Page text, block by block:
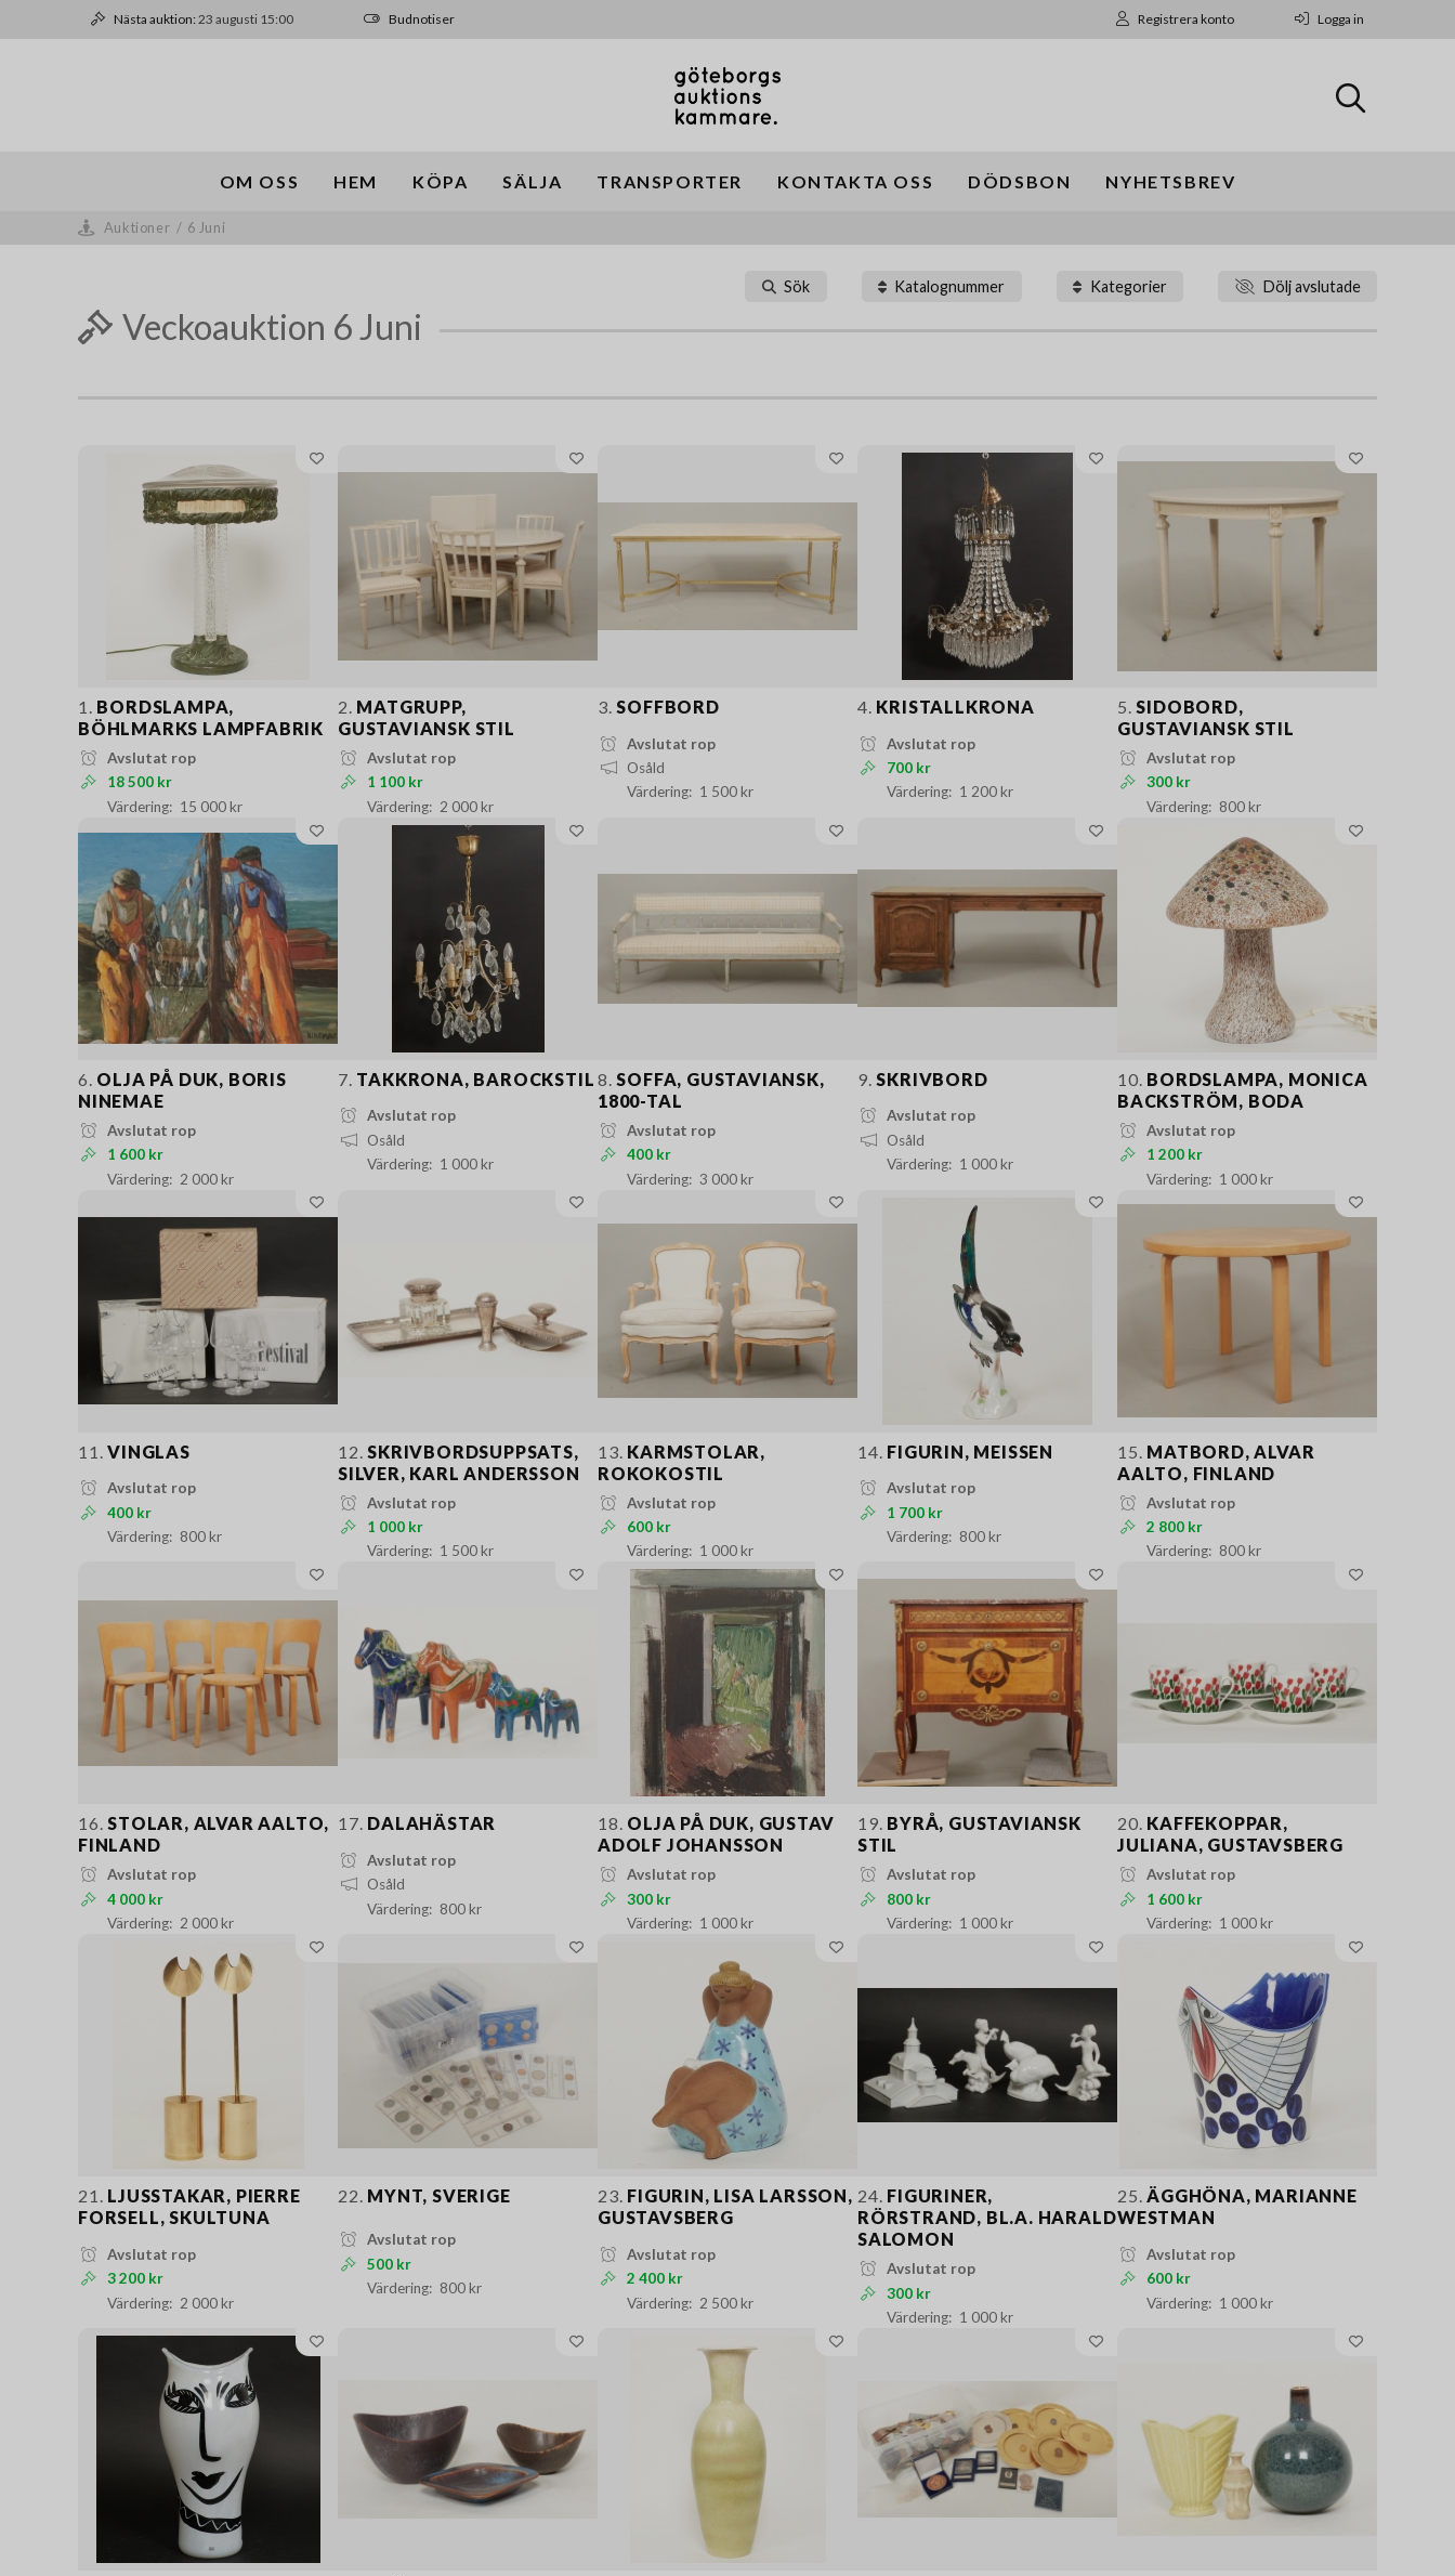
Nästa auktion:23 augusti 15:00 Budnotiser Registrera konto Logga in
OM OSS HEM KÖPA SÄLJA TRANSPORTER KONTAKTA OSS DÖDSBON NYHETSBREV
Auktioner / 6 Juni
Sök Katalognummer Kategorier Dölj avslutade
Veckoauktion 6 Juni
1. BORDSLAMPA,
BÖHLMARKS LAMPFABRIK
Avslutat rop
18 500 kr
15 000 kr
2. MATGRUPP,
GUSTAVIANSK STIL
Avslutat rop
1 100 kr
2 000 kr
3. SOFFBORD
Avslutat rop
Osåld
1 500 kr
4. KRISTALLKRONA
Avslutat rop
700 kr
1 200 kr
5. SIDOBORD,
GUSTAVIANSK STIL
Avslutat rop
300 kr
800 kr
6. OLJA PÅ DUK, BORIS
NINEMAE
Avslutat rop
1 600 kr
2 000 kr
7. TAKKRONA, BAROCKSTIL
Avslutat rop
Osåld
1 000 kr
8. SOFFA, GUSTAVIANSK,
1800-TAL
Avslutat rop
400 kr
3 000 kr
9. SKRIVBORD
Avslutat rop
Osåld
1 000 kr
10. BORDSLAMPA, MONICA
BACKSTRÖM, BODA
Avslutat rop
1 200 kr
1 000 kr
11. VINGLAS
Avslutat rop
400 kr
800 kr
12. SKRIVBORDSUPPSATS,
SILVER, KARL ANDERSSON
Avslutat rop
1 000 kr
1 500 kr
13. KARMSTOLAR,
ROKOKOSTIL
Avslutat rop
600 kr
1 000 kr
14. FIGURIN, MEISSEN
Avslutat rop
1 700 kr
800 kr
15. MATBORD, ALVAR
AALTO, FINLAND
Avslutat rop
2 800 kr
800 kr
16. STOLAR, ALVAR AALTO,
FINLAND
Avslutat rop
4 000 kr
2 000 kr
17. DALAHÄSTAR
Avslutat rop
Osåld
800 kr
18. OLJA PÅ DUK, GUSTAV
ADOLF JOHANSSON
Avslutat rop
300 kr
1 000 kr
19. BYRÅ, GUSTAVIANSK
STIL
Avslutat rop
800 kr
1 000 kr
20. KAFFEKOPPAR,
JULIANA, GUSTAVSBERG
Avslutat rop
1 600 kr
1 000 kr
21. LJUSSTAKAR, PIERRE
FORSELL, SKULTUNA
Avslutat rop
3 200 kr
2 000 kr
22. MYNT, SVERIGE
Avslutat rop
500 kr
800 kr
23. FIGURIN, LISA LARSSON,
GUSTAVSBERG
Avslutat rop
2 400 kr
2 500 kr
24. FIGURINER,
RÖRSTRAND, BL.A. HARALD
SALOMON
Avslutat rop
300 kr
1 000 kr
25. ÄGGHÖNA, MARIANNE
WESTMAN
Avslutat rop
600 kr
1 000 kr